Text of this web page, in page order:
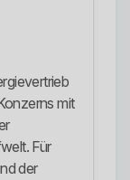
mit
Für
der